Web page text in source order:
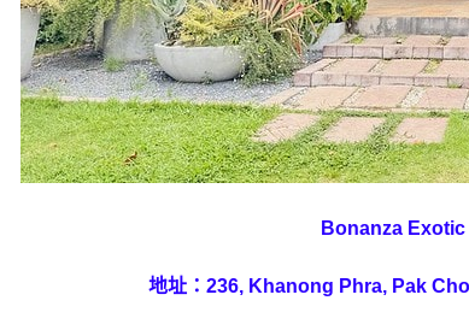
Bonanza
地址：236, Khanong Phra, Pak